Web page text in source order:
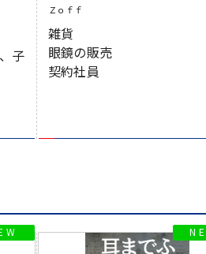
子
Ｚｏｆｆ
雑貨
眼鏡の販売
契約社員